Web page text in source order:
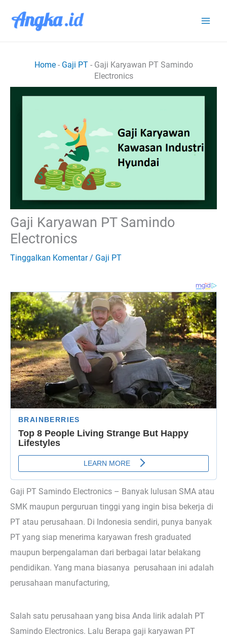
Home- Gaji PT- Gaji Karyawan PT Samindo
Electronics
Gaji Karyawan PT Samindo
Electronics
Tinggalkan Komentar / Gaji PT
Gaji PT Samindo Electronics – Banyak lulusan SMA atau
SMK maupun perguruan tinggi yang ingin bisa bekerja di
PT atau perusahaan. Di Indonesia sendiri, punya banyak
PT yang siap menerima karyawan fresh graduated
maupun berpengalaman dari berbagai latar belakang
pendidikan. Yang mana biasanya perusahaan ini adalah
perusahaan manufacturing,
Salah satu perusahaan yang bisa Anda lirik adalah PT
Samindo Electronics. Lalu Berapa gaji karyawan PT